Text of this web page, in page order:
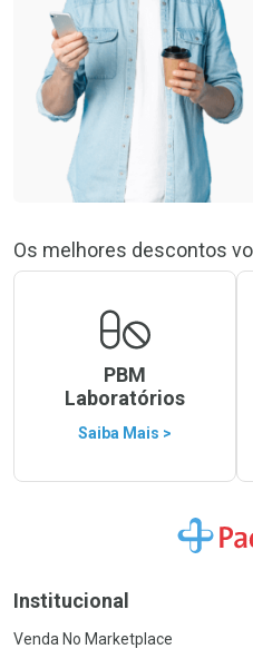
Os melhores descontos
PBM
Laboratórios
Saiba Mais >
Ir para a
Institucional
Venda No Marketplace